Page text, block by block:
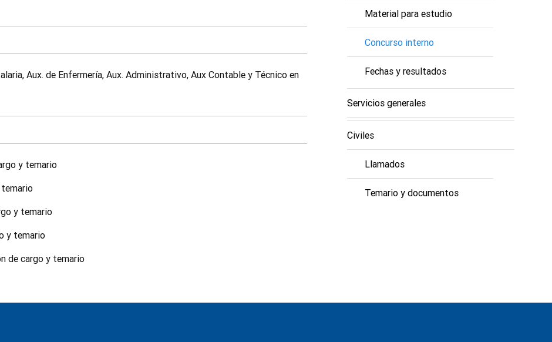
Aux. de Enfermería, Aux. Administrativo, Aux Contable y Técnico en
y temario
y temario
y temario
de cargo y temario
Material para estudio
Concurso interno
Fechas y resultados
Servicios generales
Civiles
Llamados
Temario y documentos